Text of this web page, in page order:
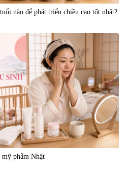
nào để phát triển chiều cao tốt nhất?
mỹ phẩm Nhật